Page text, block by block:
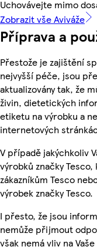
Uchovávejte mimo
Zobrazit vše Aviváže
Příprava a
Přestože je zajištění
nejvyšší péče, jsou
aktualizovány tak, že
živin, dietetických
etiketu na výrobku a
internetových
V případě jakýchkoliv
výrobků značky
zákazníkům Tesco
výrobek značky Tesco.
I přesto, že jsou
nemůže přijmout
však nemá vliv na